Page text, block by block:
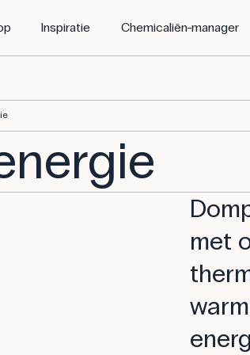
Inspiratie Chemicaliën-manager
met